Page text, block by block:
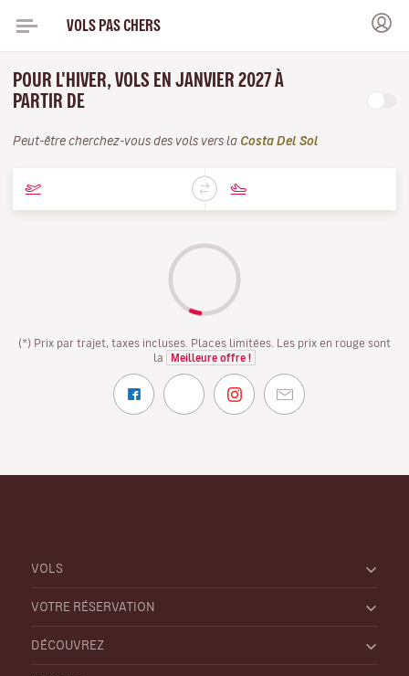
VOLS PAS CHERS
POUR L'HIVER, VOLS EN JANVIER 2027 À
PARTIR DE
Peut-être cherchez-vous des vols vers la Costa Del Sol
(*) Prix par trajet, taxes incluses. Places limitées. Les prix en rouge sont
la
Meilleure offre !
VOLS
VOTRE RÉSERVATION
DÉCOUVREZ